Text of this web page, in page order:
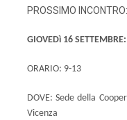
PROSSIMO INCONTRO:
GIOVEDì 16
ORARIO: 9-13
DOVE: Sede della
Vicenza